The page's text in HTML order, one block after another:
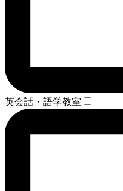
英会話・語学教室